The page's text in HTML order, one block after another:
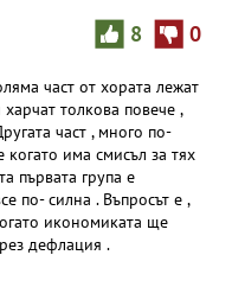
8 0
част от хората лежат
толкова повече ,
част , много по-
когато има смисъл за тях
първата група е
по- силна . Въпросът е ,
икономиката ще
дефлация .